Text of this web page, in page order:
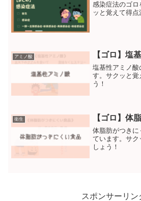
感染症法のゴロ
ッと覚えて得点
アミノ酸 【ゴロ】塩
塩基性アミノ酸
す。サクッと覚
う！
衛生 【ゴロ】体
体脂肪がつきに
ています。サク
しょう！
スポンサーリン